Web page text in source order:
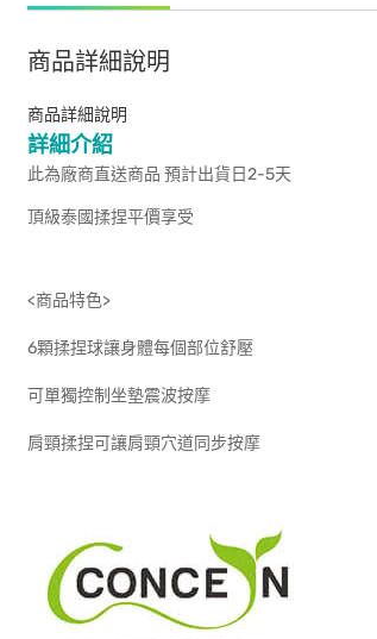
商品詳細說明
商品詳細說明
詳細介紹
此為廠商直送商品 預計出貨日2-5天
頂級泰國揉捏平價享受
<商品特色>
6顆揉捏球讓身體每個部位舒壓
可單獨控制坐墊震波按摩
肩頸揉捏可讓肩頸穴道同步按摩